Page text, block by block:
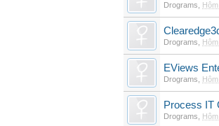
Drograms
Drograms
EViews
Drograms
Process IT
Drograms